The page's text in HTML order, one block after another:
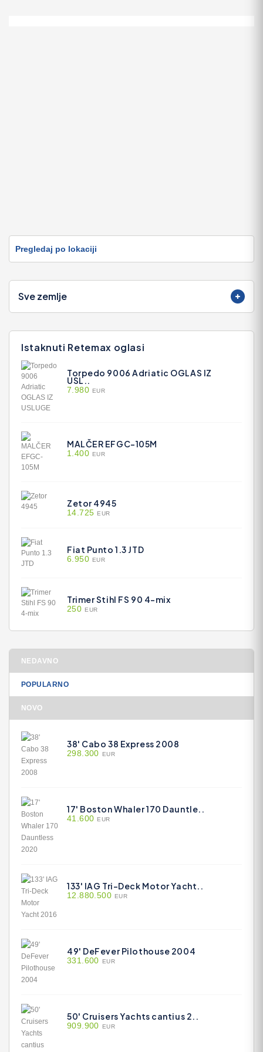
Pregledaj po lokaciji
Sve zemlje
Istaknuti Retemax oglasi
Torpedo 9006 Adriatic OGLAS IZ
USL..
7.980 EUR
MALČER EFGC-105M
1.400 EUR
Zetor 4945
14.725 EUR
Fiat Punto 1.3 JTD
6.950 EUR
Trimer Stihl FS 90 4-mix
250 EUR
NEDAVNO
POPULARNO
NOVO
38' Cabo 38 Express 2008
298.300 EUR
17' Boston Whaler 170 Dauntle..
41.600 EUR
133' IAG Tri-Deck Motor Yacht..
12.880.500 EUR
49' DeFever Pilothouse 2004
331.600 EUR
50' Cruisers Yachts cantius 2..
909.900 EUR